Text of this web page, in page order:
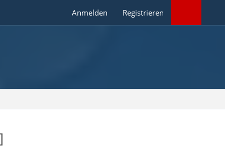
Anmelden Registrieren